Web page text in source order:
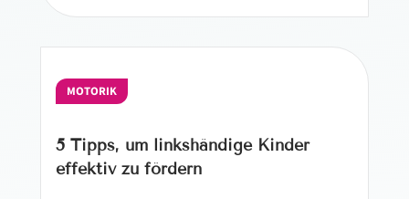
MOTORIK
5 Tipps, um linkshändige Kinder
effektiv zu fördern